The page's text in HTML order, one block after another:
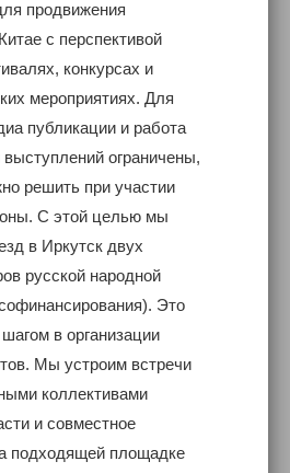
продвижения
с перспективой
конкурсах и
мероприятиях. Для
публикации и работа
выступлений ограничены,
решить при участии
С этой целью мы
в Иркутск двух
русской народной
Это
в организации
Мы устроим встречи
коллективами
и совместное
подходящей площадке